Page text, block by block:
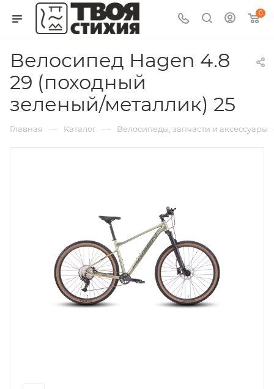
0
Велосипед Hagen 4.8
29 (походный
зеленый/металлик) 25
Главная — Каталог — Велосипеды, запчасти и аксессуары